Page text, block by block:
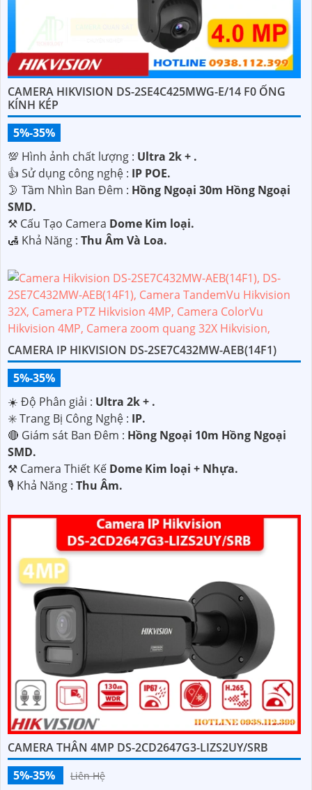
CAMERA HIKVISION DS-2SE4C425MWG-E/14 F0 ỐNG
KÍNH KÉP
5%-35%
💯 Hình ảnh chất lượng : Ultra 2k + .
👍 Sử dụng công nghệ : IP POE.
🌛 Tầm Nhìn Ban Đêm : Hồng Ngoại 30m Hồng Ngoại
SMD.
⚒ Cấu Tạo Camera Dome Kim loại.
️🛃 Khả Năng : Thu Âm Và Loa.
CAMERA IP HIKVISION DS-2SE7C432MW-AEB(14F1)
5%-35%
☀️ Độ Phân giải : Ultra 2k + .
✳️ Trang Bị Công Nghệ : IP.
🔴 Giám sát Ban Đêm : Hồng Ngoại 10m Hồng Ngoại
SMD.
⚒ Camera Thiết Kế Dome Kim loại + Nhựa.
️🎙 Khả Năng : Thu Âm.
CAMERA THÂN 4MP DS-2CD2647G3-LIZS2UY/SRB
5%-35%
Liên Hệ